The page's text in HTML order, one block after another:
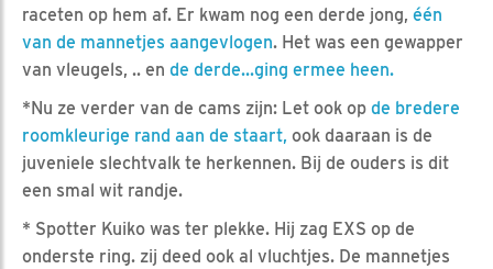
raceten op hem af. Er kwam nog een derde jong, één
van de mannetjes aangevlogen. Het was een gewapper
van vleugels, .. en de derde...ging ermee heen.
*Nu ze verder van de cams zijn: Let ook op de bredere
roomkleurige rand aan de staart, ook daaraan is de
juveniele slechtvalk te herkennen. Bij de ouders is dit
een smal wit randje.
* Spotter Kuiko was ter plekke. Hij zag EXS op de
onderste ring. zij deed ook al vluchtjes. De mannetjes